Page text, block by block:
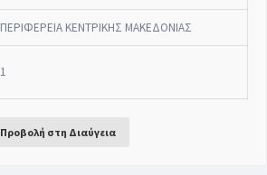
ΠΕΡΙΦΕΡΕΙΑ ΚΕΝΤΡΙΚΗΣ ΜΑΚΕΔΟΝΙΑΣ
1
Προβολή στη Διαύγεια